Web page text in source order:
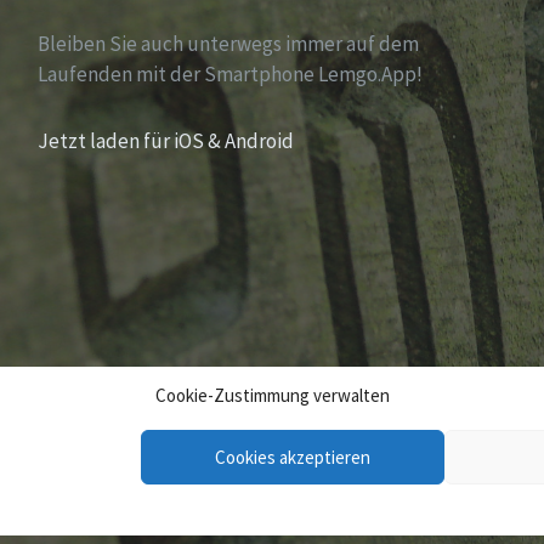
Cookie-Zustimmung verwalten
Cookies akzeptieren
Bleiben Sie auch unterwegs immer auf dem
Laufenden mit der Smartphone Lemgo.App!
Jetzt laden für iOS & Android